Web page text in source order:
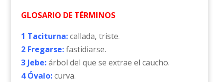
GLOSARIO DE TÉRMINOS
1 Taciturna:callada, triste.
2 Fregarse:fastidiarse.
3 Jebe: árbol del que se extrae el caucho.
4 Óvalo:curva.